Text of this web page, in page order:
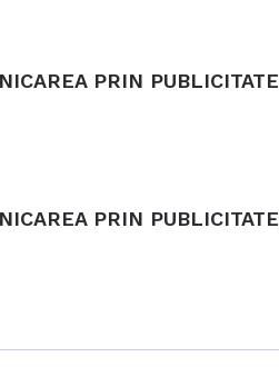
PRIN PUBLICITATE
PRIN PUBLICITATE